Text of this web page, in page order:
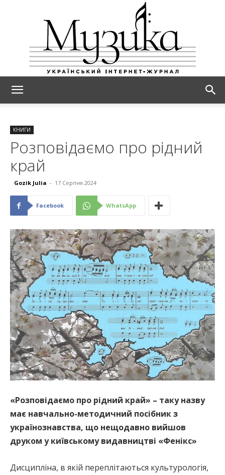
КНИГИ
Розповідаємо про рідний
край
Gozik Julia - 17 Серпня 2024
Facebook WhatsApp
«Розповідаємо про рідний край» – таку назву
має навчально-методичний посібник з
українознавства, що нещодавно вийшов
друком у київському видавництві «Фенікс»
Дисципліна, в якій переплітаються культурологія,